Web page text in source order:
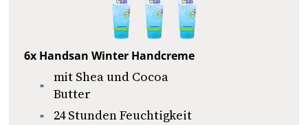
6x Handsan Winter Handcreme
mit Shea und Cocoa
Butter
24 Stunden Feuchtigkeit